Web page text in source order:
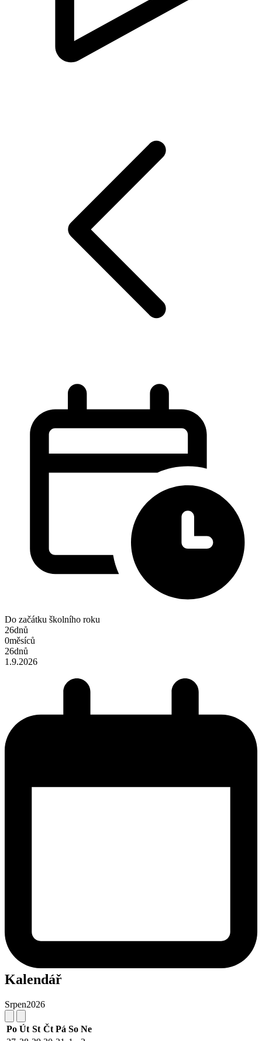
Do začátku školního roku
26dnů
0měsíců
26dnů
1.9.2026
Kalendář
Srpen2026
Po Út St Čt Pá So Ne